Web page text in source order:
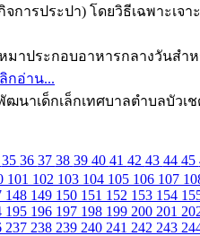
ารประปา) โดยวิธีเฉพาะเจาะ
มาประกอบอาหารกลางวันส
กอ่าน...
าเด็กเล็กเทศบาลตำบลบัว
35 36 37 38 39 40 41 42 43 44 45
101 102 103 104 105 106 107
148 149 150 151 152 153 154
195 196 197 198 199 200 201
237 238 239 240 241 242 243